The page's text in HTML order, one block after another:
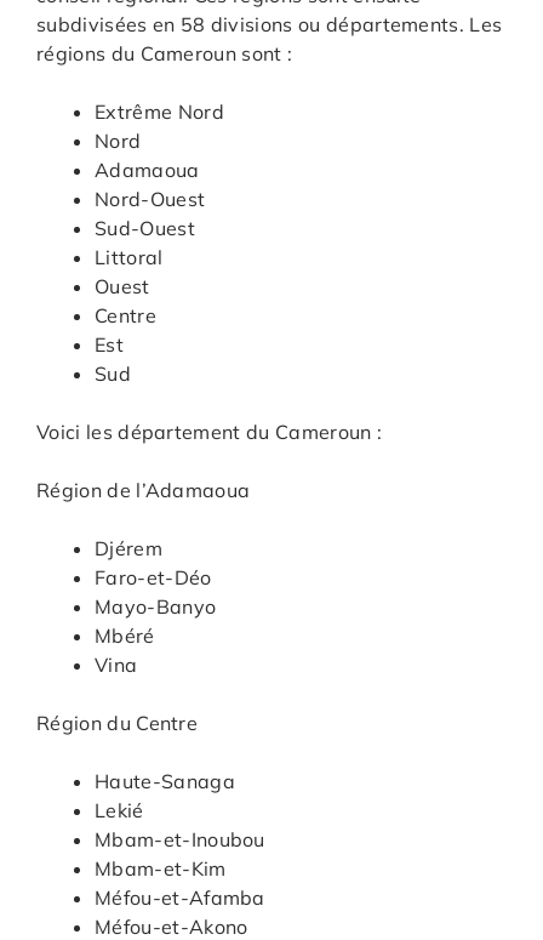
subdivisées en 58 divisions ou départements. Les
régions du Cameroun sont :
Extrême Nord
Nord
Adamaoua
Nord-Ouest
Sud-Ouest
Littoral
Ouest
Centre
Est
Sud
Voici les département du Cameroun :
Région de l’Adamaoua
Djérem
Faro-et-Déo
Mayo-Banyo
Mbéré
Vina
Région du Centre
Haute-Sanaga
Lekié
Mbam-et-Inoubou
Mbam-et-Kim
Méfou-et-Afamba
Méfou-et-Akono